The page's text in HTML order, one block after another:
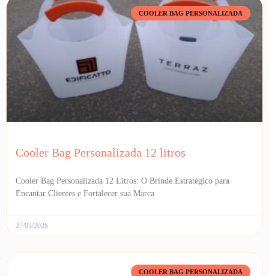
COOLER BAG PERSONALIZADA
Cooler Bag Personalizada 12 litros
Cooler Bag Personalizada 12 Litros: O Brinde Estratégico para
Encantar Clientes e Fortalecer sua Marca
27/03/2026
COOLER BAG PERSONALIZADA